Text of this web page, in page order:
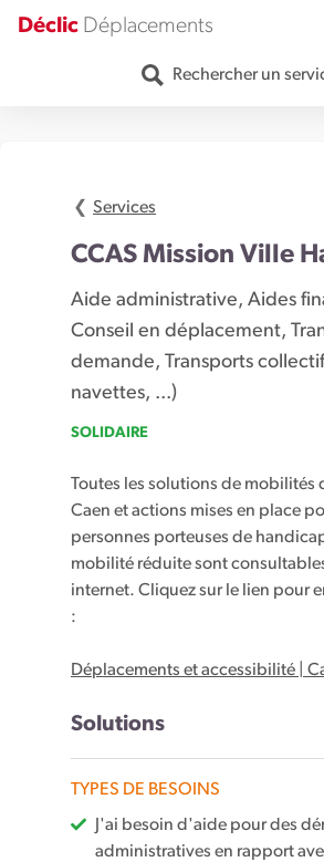
Aller au contenu
Déclic Déplacements
Rechercher un
Services
CCAS Mission Ville
Aide administrative, Aides
Conseil en déplacement,
demande, Transports
navettes, ...)
SOLIDAIRE
Toutes les solutions de mobilités
Caen et actions mises en place
personnes porteuses de
mobilité réduite sont
internet. Cliquez sur le lien pour
:
Déplacements et accessibilité |
Solutions
TYPES DE BESOINS
J'ai besoin d'aide pour des
administratives en rapport